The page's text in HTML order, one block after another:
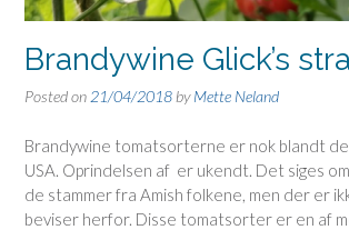
Brandywine Glick’s
Posted on 21/04/2018 byMette Neland
Brandywine tomatsorterne er nok blandt
USA. Oprindelsen af er ukendt. Det siges
de stammer fra Amish folkene, men der er
beviser herfor. Disse tomatsorter er en af